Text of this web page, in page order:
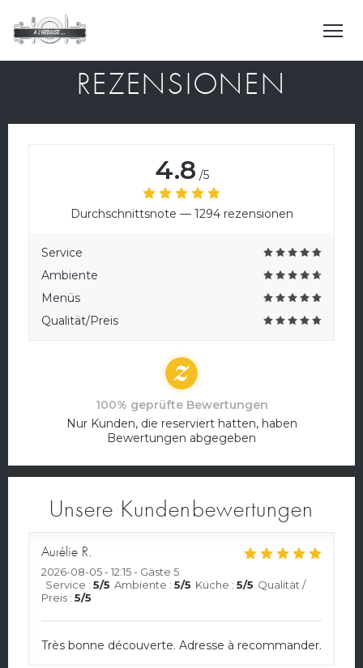
REZENSIONEN
Unsere Kundenbewertungen
Aurélie R
2026-08-05- 12:15 - Gäste 5
Service : 5/5 Ambiente : 5/5 Küche : 5/5 Qualität /
Preis : 5/5
Très bonne découverte. Adresse à recommander.
4.8 /5
Durchschnittsnote — 1294 rezensionen
Service
Ambiente
Menüs
Qualität/Preis
100% geprüfte Bewertungen
Nur Kunden, die reserviert hatten, haben
Bewertungen abgegeben